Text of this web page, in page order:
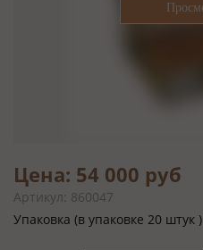
Цена: 54 000 руб
Артикул: 860047
Упаковка (в упаковке 20 штук )